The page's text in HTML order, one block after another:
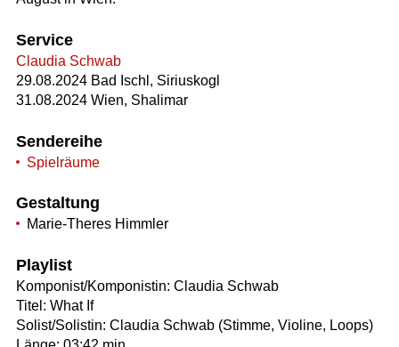
Service
Claudia Schwab
29.08.2024 Bad Ischl, Siriuskogl
31.08.2024 Wien, Shalimar
Sendereihe
Spielräume
Gestaltung
Marie-Theres Himmler
Playlist
Komponist/Komponistin: Claudia Schwab
Titel: What If
Solist/Solistin: Claudia Schwab (Stimme, Violine, Loops)